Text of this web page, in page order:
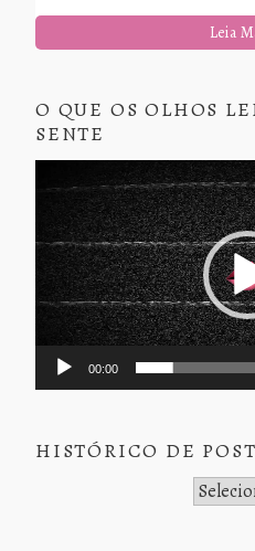
Leia
O QUE OS OLHOS
SENTE
de
vídeo
00:00
HISTÓRICO DE